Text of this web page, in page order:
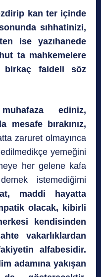
kan ter içinde
sıhhatinizi,
ise yazıhanede
ta mahkemelere
birkaç faideli söz
ediniz,
mesafe bırakınız,
zaruret olmayınca
yemeğini
her gelene kafa
istemediğimi
maddi hayatta
olacak, kibirli
kendisinden
vakarlıklardan
alfabesidir.
adamına yakışan